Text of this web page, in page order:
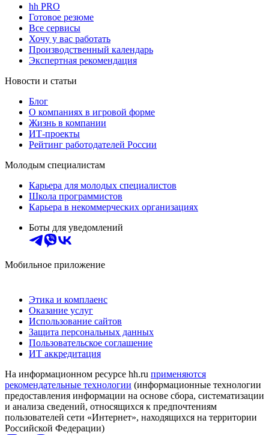
hh PRO
Готовое резюме
Все сервисы
Хочу у вас работать
Производственный календарь
Экспертная рекомендация
Новости и статьи
Блог
О компаниях в игровой форме
Жизнь в компании
ИТ-проекты
Рейтинг работодателей России
Молодым специалистам
Карьера для молодых специалистов
Школа программистов
Карьера в некоммерческих организациях
Боты для уведомлений
Мобильное приложение
Этика и комплаенс
Оказание услуг
Использование сайтов
Защита персональных данных
Пользовательское соглашение
ИТ аккредитация
На информационном ресурсе hh.ru применяются
рекомендательные технологии (информационные технологии
предоставления информации на основе сбора, систематизации
и анализа сведений, относящихся к предпочтениям
пользователей сети «Интернет», находящихся на территории
Российской Федерации)